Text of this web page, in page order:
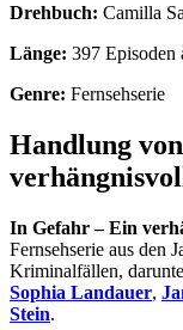
Drehbuch: Camilla
Länge: 397 Episoden
Genre: Fernsehserie
Handlung
In Gefahr – Ein
Fernsehserie aus den
Kriminalfällen,
Sophia Landauer,
Stein.